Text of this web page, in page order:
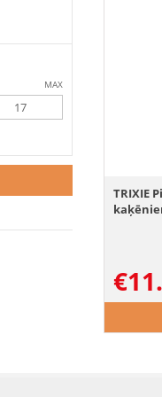
MAX
TRIXIE
€